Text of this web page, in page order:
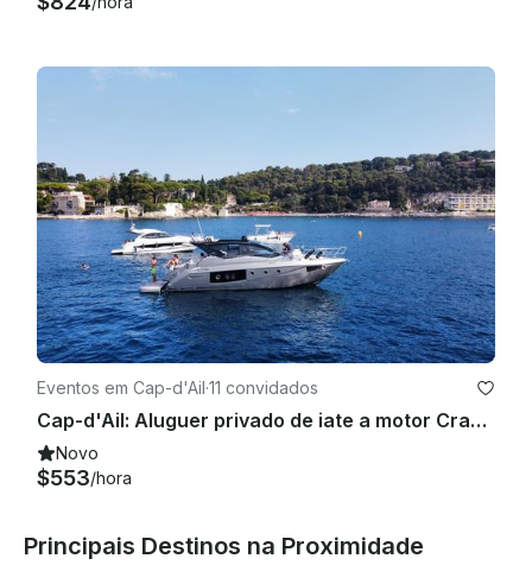
Eventos em Cap-d'Ail·11 convidados
Cap-d'Ail: Aluguer privado de iate a motor Cranchi 44HT na Riviera Francesa
Novo
$553/hora
Principais Destinos na Proximidade